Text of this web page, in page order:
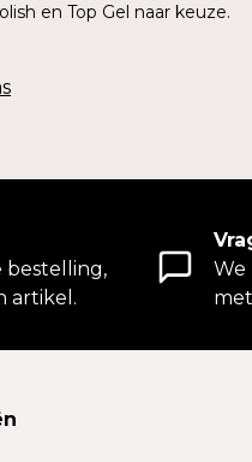
en Top Gel naar keuze.
bestelling,
artikel.
We